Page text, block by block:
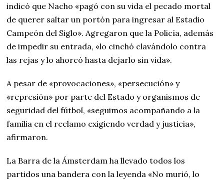
indicó que Nacho «pagó con su vida el pecado mortal
de querer saltar un portón para ingresar al Estadio
Campeón del Siglo». Agregaron que la Policía, además
de impedir su entrada, «lo cinchó clavándolo contra
las rejas y lo ahorcó hasta dejarlo sin vida».
A pesar de «provocaciones», «persecución» y
«represión» por parte del Estado y organismos de
seguridad del fútbol, «seguimos acompañando a la
familia en el reclamo exigiendo verdad y justicia»,
afirmaron.
La Barra de la Ámsterdam ha llevado todos los
partidos una bandera con la leyenda «No murió, lo